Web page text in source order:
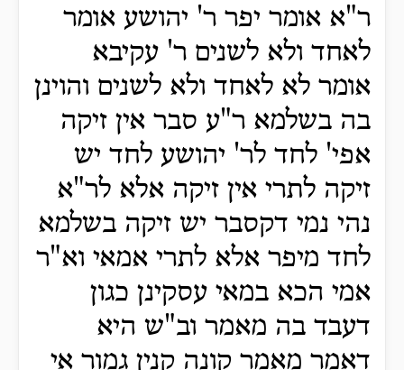
ר"א אומר יפר ר' יהושע אומר
לאחד ולא לשנים ר' עקיבא
אומר לא לאחד ולא לשנים והוינן
בה בשלמא ר"ע סבר אין זיקה
אפי' לחד לר' יהושע לחד יש
זיקה לתרי אין זיקה אלא לר"א
נהי נמי דקסבר יש זיקה בשלמא
לחד מיפר אלא לתרי אמאי וא"ר
אמי הכא במאי עסקינן כגון
דעבד בה מאמר וב"ש היא
דאמר מאמר קונה קנין גמור אי